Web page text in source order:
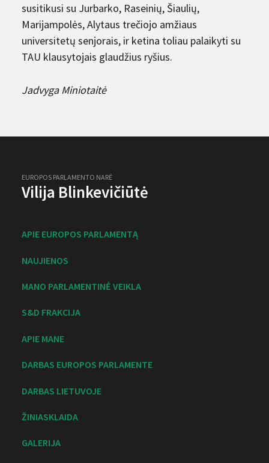
susitikusi su Jurbarko, Raseinių, Šiaulių,
Marijampolės, Alytaus trečiojo amžiaus
universitetų senjorais, ir ketina toliau palaikyti su
TAU klausytojais glaudžius ryšius.
Jadvyga Miniotaitė
EUROPOS PARLAMENTO NARĖ
Vilija Blinkevičiūtė
APIE EUROPOS PARLAMENTĄ
NAUJIENOS
MANO PARLAMENTINĖ VEIKLA
S&D FRAKCIJA
APIE MANE
DARBAS EUROPOS PARLAMENTE
DARBAS LIETUVOJE
ŽINIASKLAIDA
GALERIJA